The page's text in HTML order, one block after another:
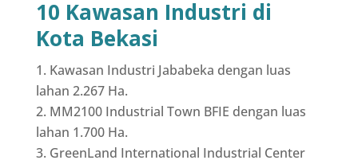
10 Kawasan Industri di
Kota Bekasi
Kawasan Industri Jababeka dengan luas
lahan 2.267 Ha.
MM2100 Industrial Town BFIE dengan luas
lahan 1.700 Ha.
GreenLand International Industrial Center